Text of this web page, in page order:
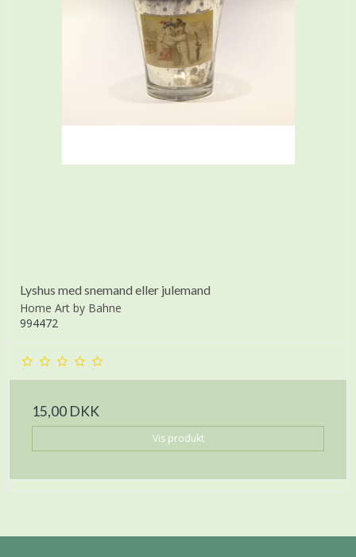
Lyshus med snemand eller julemand
Home Art by Bahne
994472
15,00 DKK
Vis produkt